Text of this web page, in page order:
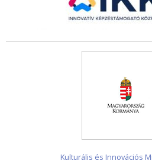
Kulturális és Innovációs